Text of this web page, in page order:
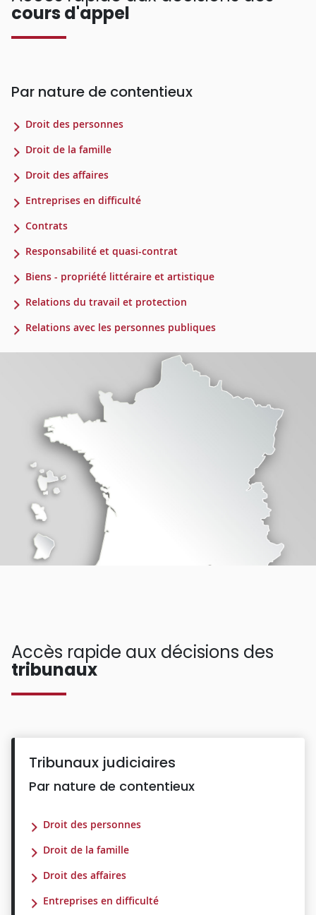
cours d'appel
Par nature de contentieux
Droit des personnes
Droit de la famille
Droit des affaires
Entreprises en difficulté
Contrats
Responsabilité et quasi-contrat
Biens - propriété littéraire et artistique
Relations du travail et protection
Relations avec les personnes publiques
Accès rapide aux décisions des
tribunaux
Tribunaux judiciaires
Par nature de contentieux
Droit des personnes
Droit de la famille
Droit des affaires
Entreprises en difficulté